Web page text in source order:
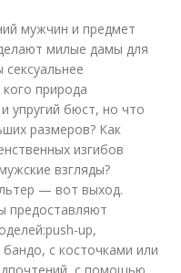
Одежда для
мальчиков
Верхний одежда
мужчин и предмет
милые дамы для
природа
упругий бюст, но что
размеров? Как
изгибов
взгляды?
— вот выход.
предоставляют
up,
с косточками или